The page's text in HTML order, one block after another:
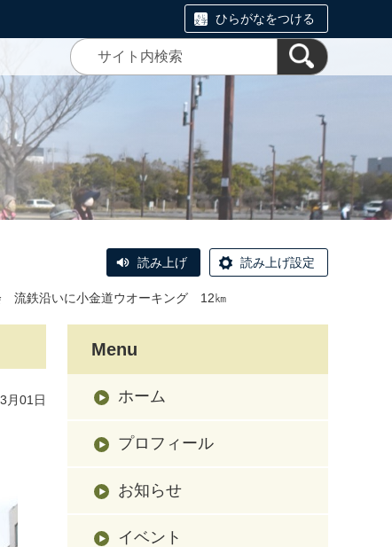
ひらがなをつける
読み上げ 読み上げ設定
流鉄沿いに小金道ウオーキング 12㎞
月01日
Menu
ホーム
プロフィール
お知らせ
イベント